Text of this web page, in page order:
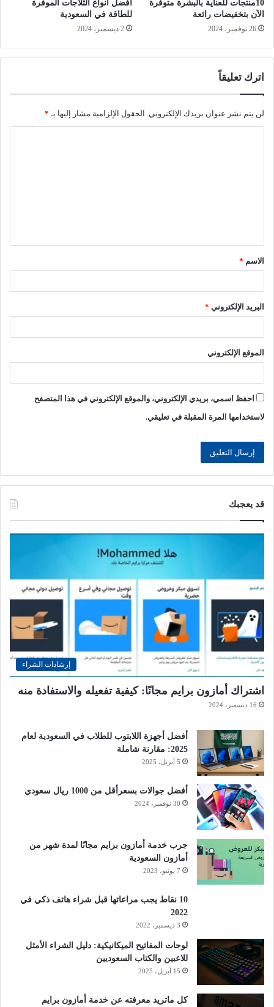
10منتجات للعناية بالبشرة متوفرة
الآن بتخفيضات رائعة
26 نوفمبر، 2024
أفضل أنواع الثلاجات الموفرة
للطاقة في السعودية
2 ديسمبر، 2024
اترك تعليقاً
لن يتم نشر عنوان بريدك الإلكتروني. الحقول الإلزامية مشار إليها بـ *
ق
*الاسم *
البريد الإلكتروني *
الموقع الإلكتروني
احفظ اسمي، بريدي الإلكتروني، والموقع الإلكتروني في هذا المتصفح
لاستخدامها المرة المقبلة في تعليقي.
قد يعجبك
إرشادات الشراء
اشتراك أمازون برايم مجانًا: كيفية تفعيله والاستفادة منه
16 ديسمبر، 2024
أفضل أجهزة اللابتوب للطلاب في السعودية لعام
2025: مقارنة شاملة
5 أبريل، 2025
أفضل جوالات بسعرأقل من 1000 ريال سعودي
30 نوفمبر، 2024
جرب خدمة أمازون برايم مجانًا لمدة شهر من
أمازون السعودية
7 يونيو، 2023
10 نقاط يجب مراعاتها قبل شراء هاتف ذكي في
2022
3 ديسمبر، 2022
لوحات المفاتيح الميكانيكية: دليل الشراء الأمثل
للاعبين والكتاب السعوديين
15 أبريل، 2025
كل ماتريد معرفته عن خدمة أمازون برايم